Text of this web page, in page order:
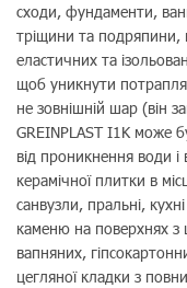
сходи, фундаменти,
тріщини та подряпини,
еластичних та
щоб уникнути
не зовнішній шар (він
GREINPLAST I1K може
від проникнення води
керамічної плитки в
санвузли, пральні,
каменю на поверхнях
вапняних,
цегляної кладки з